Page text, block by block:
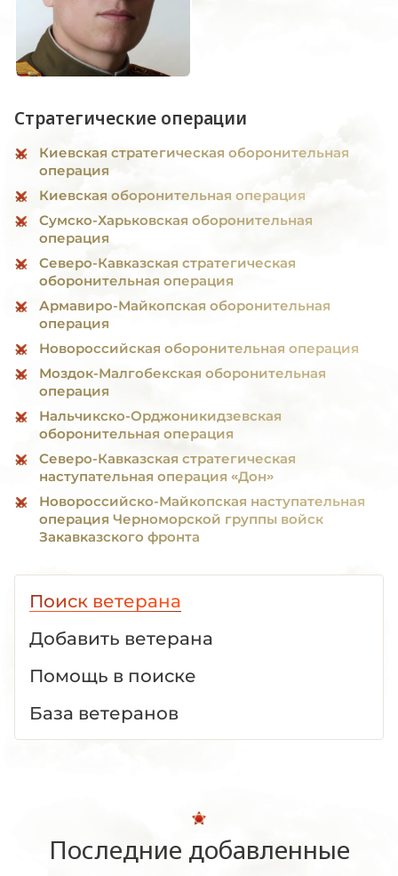
Стратегические операции
Киевская стратегическая оборонительная
операция
Киевская оборонительная операция
Сумско-Харьковская оборонительная
операция
Северо-Кавказская стратегическая
оборонительная операция
Армавиро-Майкопская оборонительная
операция
Новороссийская оборонительная операция
Моздок-Малгобекская оборонительная
операция
Нальчикско-Орджоникидзевская
оборонительная операция
Северо-Кавказская стратегическая
наступательная операция «Дон»
Новороссийско-Майкопская наступательная
операция Черноморской группы войск
Закавказского фронта
Поиск ветерана
Добавить ветерана
Помощь в поиске
База ветеранов
Последние добавленные